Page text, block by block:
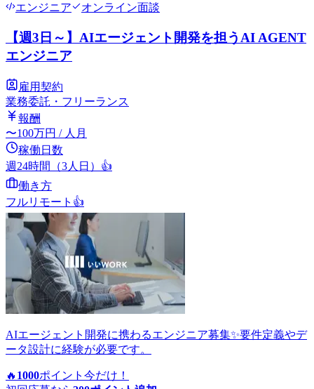
エンジニア
オンライン面談
【週3日～】AIエージェント開発を担うAI AGENT
エンジニア
雇用契約
業務委託・フリーランス
報酬
〜100万円 / 人月
稼働日数
週24時間（3人日） 👍
働き方
フルリモート 👍
AIエージェント開発に携わるエンジニア募集✨要件定義やデ
ータ設計に経験が必要です。
🔥 1000ポイント 今だけ！